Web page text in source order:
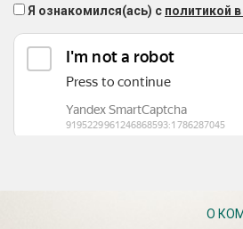
Я ознакомился(ась) с политикой
О